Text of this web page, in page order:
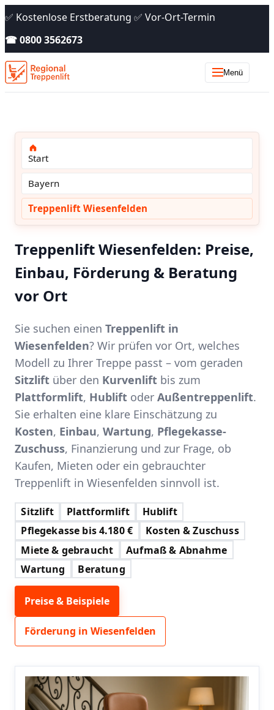
✅ Kostenlose Erstberatung ✅ Vor-Ort-Termin
☎ 0800 3562673
Menü
Start
Bayern
Treppenlift Wiesenfelden
Treppenlift Wiesenfelden: Preise,
Einbau, Förderung & Beratung
vor Ort
Sie suchen einen Treppenlift in
Wiesenfelden? Wir prüfen vor Ort, welches
Modell zu Ihrer Treppe passt – vom geraden
Sitzlift über den Kurvenlift bis zum
Plattformlift, Hublift oder Außentreppenlift.
Sie erhalten eine klare Einschätzung zu
Kosten, Einbau, Wartung, Pflegekasse-
Zuschuss, Finanzierung und zur Frage, ob
Kaufen, Mieten oder ein gebrauchter
Treppenlift in Wiesenfelden sinnvoll ist.
Sitzlift Plattformlift
Hublift
Pflegekasse bis 4.180 €
Kosten & Zuschuss
Miete & gebraucht
Aufmaß & Abnahme
Wartung
Beratung
Preise & Beispiele
Förderung in Wiesenfelden